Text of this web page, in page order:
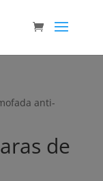
anti-
de